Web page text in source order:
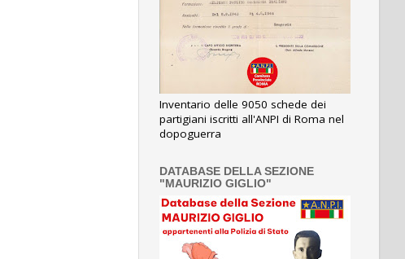
Inventario delle 9050 schede dei
partigiani iscritti all'ANPI di Roma nel
dopoguerra
DATABASE DELLA SEZIONE
"MAURIZIO GIGLIO"